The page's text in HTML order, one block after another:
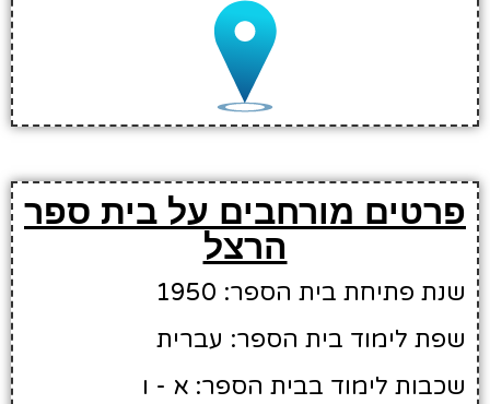
פרטים מורחבים על בית ספר
הרצל
שנת פתיחת בית הספר: 1950
שפת לימוד בית הספר: עברית
שכבות לימוד בבית הספר: א - ו